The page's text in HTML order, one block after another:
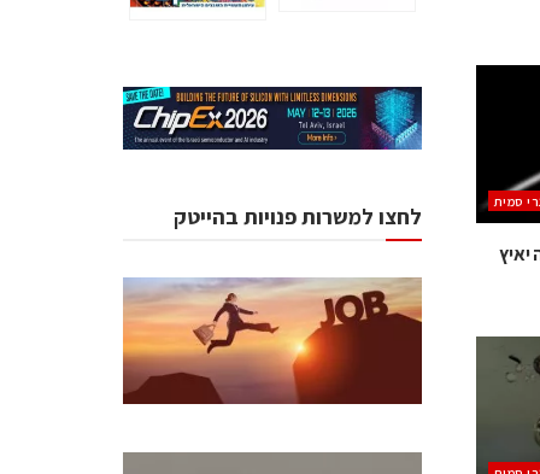
סמית
יאיץ
לחצו למשרות פנויות בהייטק